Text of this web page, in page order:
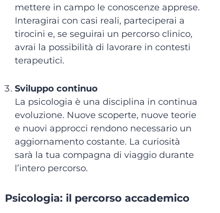
mettere in campo le conoscenze apprese.
Interagirai con casi reali, parteciperai a
tirocini e, se seguirai un percorso clinico,
avrai la possibilità di lavorare in contesti
terapeutici.
Sviluppo continuo
La psicologia è una disciplina in continua
evoluzione. Nuove scoperte, nuove teorie
e nuovi approcci rendono necessario un
aggiornamento costante. La curiosità
sarà la tua compagna di viaggio durante
l’intero percorso.
Psicologia: il percorso accademico